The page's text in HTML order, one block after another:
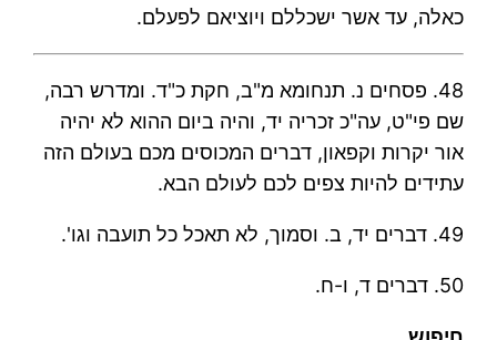
כאלה, עד אשר ישכללם ויוציאם לפעלם.
48. פסחים נ. תנחומא מ"ב, חקת כ"ד. ומדרש רבה,
שם פי"ט, עה"כ זכריה יד, והיה ביום ההוא לא יהיה
אור יקרות וקפאון, דברים המכוסים מכם בעולם הזה
עתידים להיות צפים לכם לעולם הבא.
49. דברים יד, ב. וסמוך, לא תאכל כל תועבה וגו'.
50. דברים ד, ו-ח.